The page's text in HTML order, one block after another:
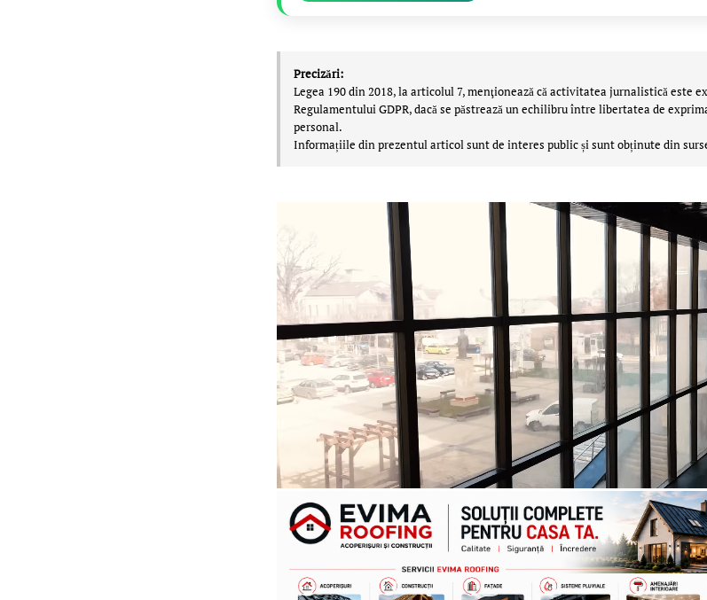
Precizări:
Legea 190 din 2018, la articolul 7, menţionează că activitatea jurnalistică este
Regulamentului GDPR, dacă se păstrează un echilibru între libertatea de
personal.
Informațiile din prezentul articol sunt de interes public și sunt obținute din